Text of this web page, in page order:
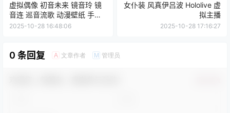
虚拟偶像 初音未来 镜音玲 镜
音连 巡音流歌 动漫壁纸 手机
壁纸
2025-10-28 16:48:06
女仆装 风真伊吕波 Hololive 虚
拟主播
2025-10-28 17:16:27
0 条回复 A 文章作者 M 管理员